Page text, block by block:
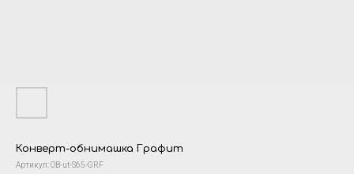
Конверт-обнимашка Графит
Артикул:OB-ut-S65-GRF